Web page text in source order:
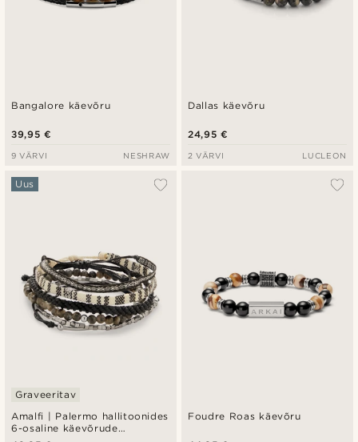
Bangalore käevõru
39,95 €
9 VÄRVI NESHRAW
Dallas käevõru
24,95 €
2 VÄRVI LUCLEON
Amalfi | Palermo hallitoonides
6-osaline käevõrude
Uus
Graveeritav
Foudre Roas käevõru